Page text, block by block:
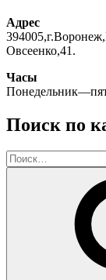
Адрес
Овсеенко,41.
Часы
Поиск по
Искать: